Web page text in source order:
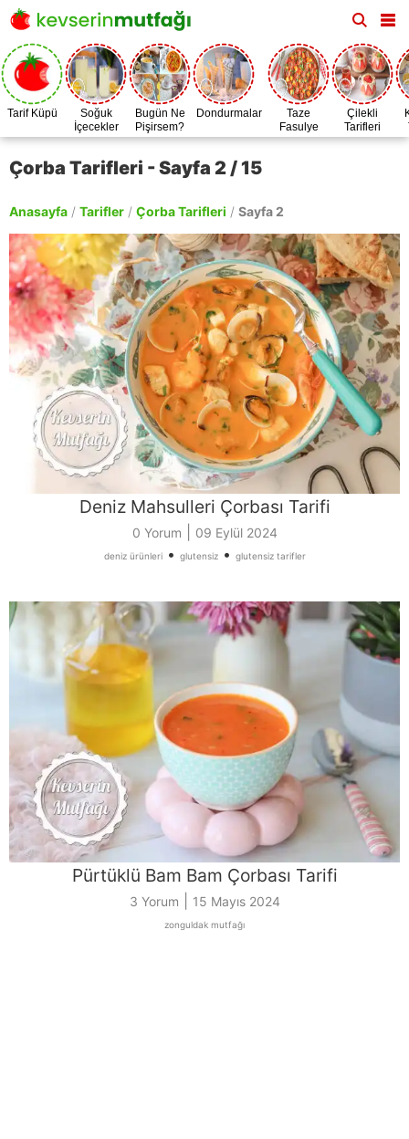
Tarif Küpü
Soğuk
İçecekler
Bugün Ne
Pişirsem?
Dondurmalar
Taze
Fasulye
Zamanı
Çilekli
Tarifleri
Çorba Tarifleri - Sayfa 2 / 15
Anasayfa / Tarifler / Çorba Tarifleri / Sayfa 2
Deniz Mahsulleri Çorbası Tarifi
0 Yorum 09 Eylül 2024
deniz ürünleri• glutensiz• glutensiz tarifler
Pürtüklü Bam Bam Çorbası Tarifi
3 Yorum 15 Mayıs 2024
zonguldak mutfağı